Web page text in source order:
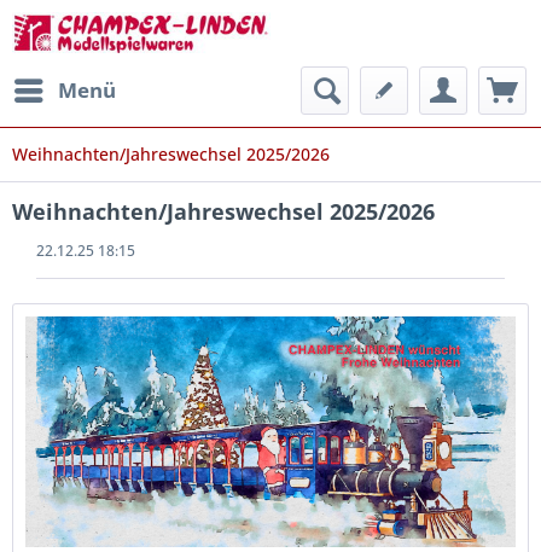
Menü
Weihnachten/Jahreswechsel 2025/2026
Weihnachten/Jahreswechsel 2025/2026
22.12.25 18:15